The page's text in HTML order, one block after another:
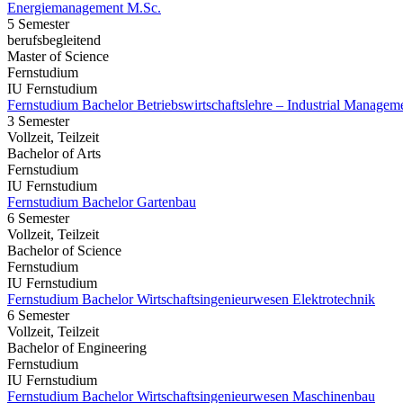
Energiemanagement M.Sc.
5 Semester
berufsbegleitend
Master of Science
Fernstudium
IU Fernstudium
Fernstudium Bachelor Betriebswirtschaftslehre – Industrial
3 Semester
Vollzeit, Teilzeit
Bachelor of Arts
Fernstudium
IU Fernstudium
Fernstudium Bachelor Gartenbau
6 Semester
Vollzeit, Teilzeit
Bachelor of Science
Fernstudium
IU Fernstudium
Fernstudium Bachelor Wirtschaftsingenieurwesen Elektrotechnik
6 Semester
Vollzeit, Teilzeit
Bachelor of Engineering
Fernstudium
IU Fernstudium
Fernstudium Bachelor Wirtschaftsingenieurwesen Maschinenbau